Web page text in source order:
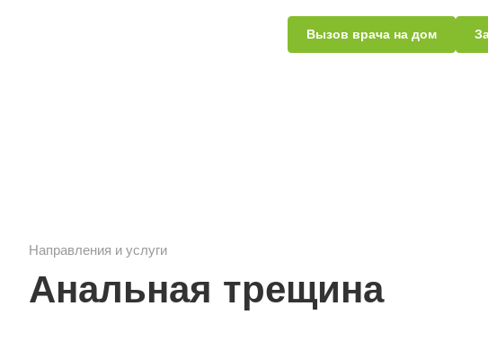
Вызов врача на дом
Направления и услуги
Анальная трещина